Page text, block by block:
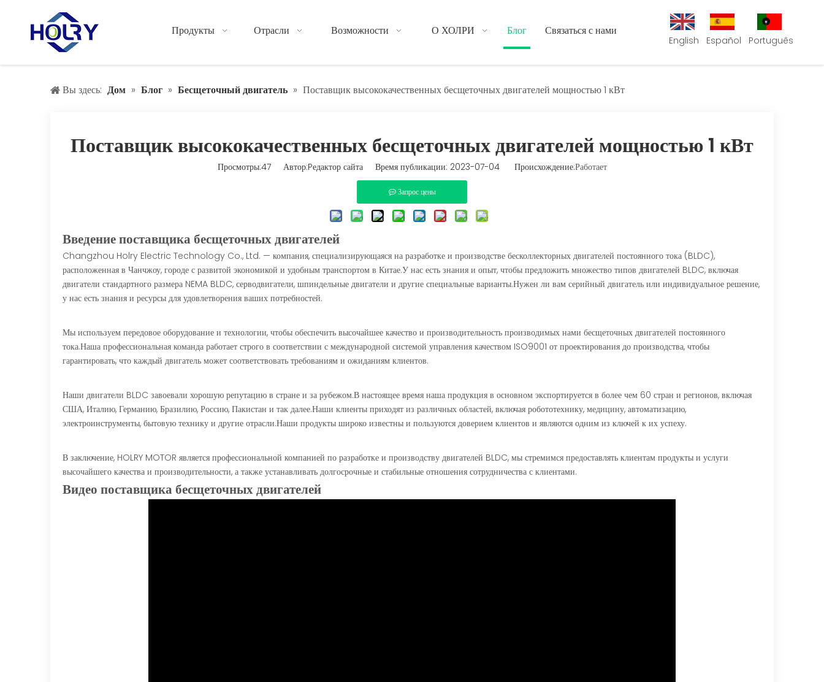
Продукты Отрасли Возможности О ХОЛРИ Блог Связаться с нами
English Español Português
Вы здесь: Дом » Блог » Бесщеточный двигатель » Поставщик высококачественных бесщеточных двигателей мощностью 1 кВт
Поставщик высококачественных бесщеточных двигателей мощностью 1 кВт
Просмотры:47Автор:Pедактор сайта Время публикации: 2023-07-04 Происхождение:Работает
Запрос цены
Введение поставщика бесщеточных двигателей
Changzhou Holry Electric Technology Co., Ltd. — компания, специализирующаяся на разработке и производстве бесколлекторных двигателей постоянного тока (BLDC),
расположенная в Чанчжоу, городе с развитой экономикой и удобным транспортом в Китае.У нас есть знания и опыт, чтобы предложить множество типов двигателей BLDC, включая
двигатели стандартного размера NEMA BLDC, серводвигатели, шпиндельные двигатели и другие специальные варианты.Нужен ли вам серийный двигатель или индивидуальное решение,
у нас есть знания и ресурсы для удовлетворения ваших потребностей.
Мы используем передовое оборудование и технологии, чтобы обеспечить высочайшее качество и производительность производимых нами бесщеточных двигателей постоянного
тока.Наша профессиональная команда работает строго в соответствии с международной системой управления качеством ISO9001 от проектирования до производства, чтобы
гарантировать, что каждый двигатель может соответствовать требованиям и ожиданиям клиентов.
Наши двигатели BLDC завоевали хорошую репутацию в стране и за рубежом.В настоящее время наша продукция в основном экспортируется в более чем 60 стран и регионов, включая
США, Италию, Германию, Бразилию, Россию, Пакистан и так далее.Наши клиенты приходят из различных областей, включая робототехнику, медицину, автоматизацию,
электроинструменты, бытовую технику и другие отрасли.Наши продукты широко известны и пользуются доверием клиентов и являются одним из ключей к их успеху.
В заключение, HOLRY MOTOR является профессиональной компанией по разработке и производству двигателей BLDC, мы стремимся предоставлять клиентам продукты и услуги
высочайшего качества и производительности, а также устанавливать долгосрочные и стабильные отношения сотрудничества с клиентами.
Видео поставщика бесщеточных двигателей